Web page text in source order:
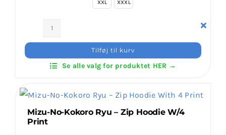
Klubaftalesider – Find din klub
Brodering / Tryk
Kontakt Invictus Fightwear
XXL XXXL
Kokoro
Ryu
Hoodie
Tilføj til kurv
Se alle valg for produktet HER →
Mizu-No-Kokoro Ryu – Zip Hoodie W/4
Print